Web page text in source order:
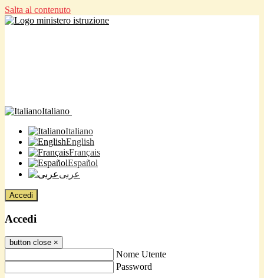
Salta al contenuto
Italiano
Italiano
English
Français
Español
عربى
Accedi
Accedi
button close ×
Nome Utente
Password